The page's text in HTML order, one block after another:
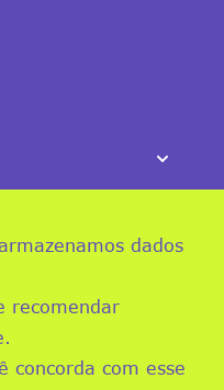
dados
recomendar
concorda com esse